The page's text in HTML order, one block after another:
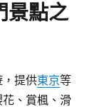
景點之
提供東京等
、賞楓、滑